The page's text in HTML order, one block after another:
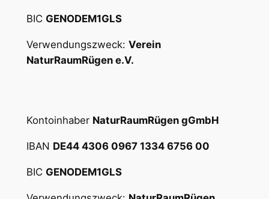
BIC GENODEM1GLS
Verwendungszweck: Verein
NaturRaumRügen e.V.
Kontoinhaber NaturRaumRügen gGmbH
IBAN DE44 4306 0967 1334 6756 00
BIC GENODEM1GLS